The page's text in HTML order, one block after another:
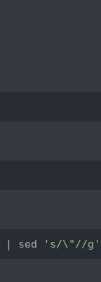
| sed 's/\"//g'